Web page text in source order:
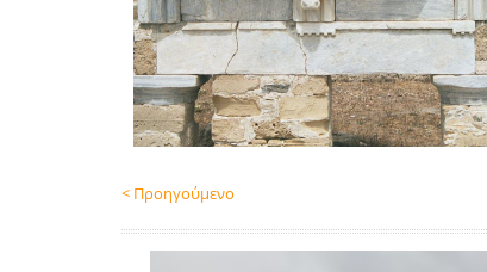
< Προηγούμενο